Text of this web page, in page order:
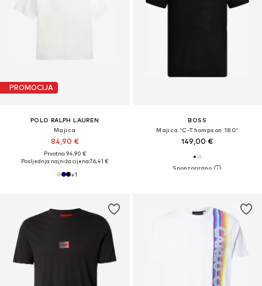
PROMOCIJA
POLO RALPH LAUREN
Majica
84,90 €
Prvotno: 94,90 €
Posljednja najniža cijena:76,41 €
+1
BOSS
Majica 'C-Thompson 180'
149,00 €